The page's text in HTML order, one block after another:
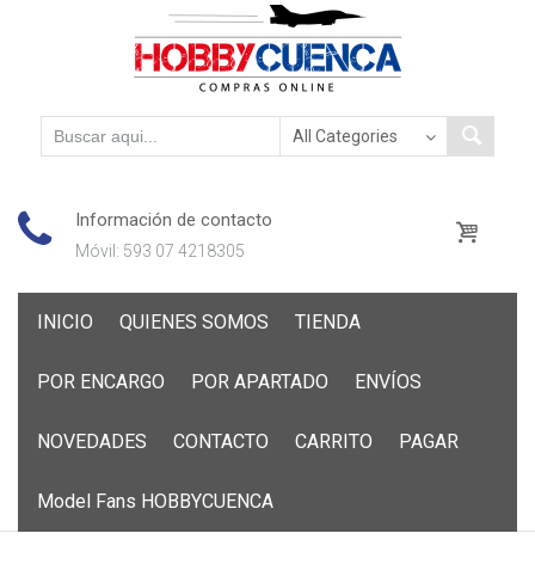
Información de contacto
Móvil: 593 07 4218305
INICIO QUIENES SOMOS TIENDA
POR ENCARGO POR APARTADO ENVÍOS
NOVEDADES CONTACTO CARRITO PAGAR
Model Fans HOBBYCUENCA